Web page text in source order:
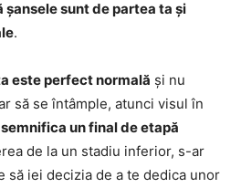
sunt de partea ta și
.
este perfect normală și nu
să se întâmple, atunci visul în
un final de etapă
de la un stadiu inferior, s-ar
să iei decizia de a te dedica unor